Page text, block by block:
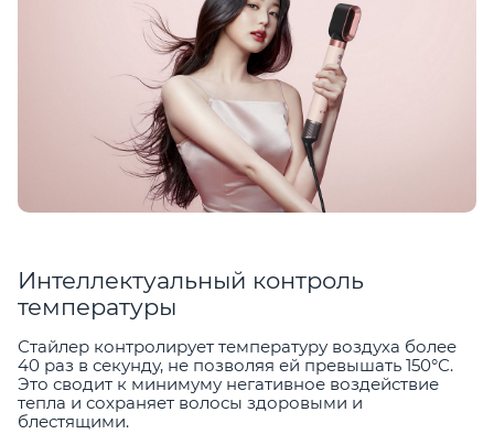
Интеллектуальный контроль
температуры
Стайлер контролирует температуру воздуха более
40 раз в секунду, не позволяя ей превышать 150°С.
Это сводит к минимуму негативное воздействие
тепла и сохраняет волосы здоровыми и
блестящими.